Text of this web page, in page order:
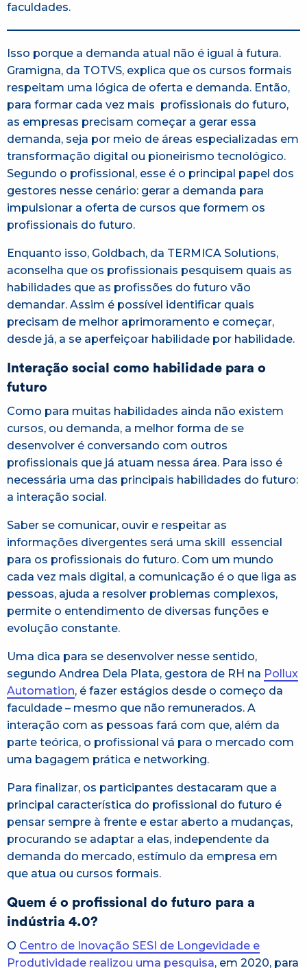
faculdades.
Isso porque a demanda atual não é igual à futura.
Gramigna, da TOTVS, explica que os cursos formais
respeitam uma lógica de oferta e demanda. Então,
para formar cada vez mais profissionais do futuro,
as empresas precisam começar a gerar essa
demanda, seja por meio de áreas especializadas em
transformação digital ou pioneirismo tecnológico.
Segundo o profissional, esse é o principal papel dos
gestores nesse cenário: gerar a demanda para
impulsionar a oferta de cursos que formem os
profissionais do futuro.
Enquanto isso, Goldbach, da TERMICA Solutions,
aconselha que os profissionais pesquisem quais as
habilidades que as profissões do futuro vão
demandar. Assim é possível identificar quais
precisam de melhor aprimoramento e começar,
desde já, a se aperfeiçoar habilidade por habilidade.
Interação social como habilidade para o
futuro
Como para muitas habilidades ainda não existem
cursos, ou demanda, a melhor forma de se
desenvolver é conversando com outros
profissionais que já atuam nessa área. Para isso é
necessária uma das principais habilidades do futuro:
a interação social.
Saber se comunicar, ouvir e respeitar as
informações divergentes será uma skill essencial
para os profissionais do futuro. Com um mundo
cada vez mais digital, a comunicação é o que liga as
pessoas, ajuda a resolver problemas complexos,
permite o entendimento de diversas funções e
evolução constante.
Uma dica para se desenvolver nesse sentido,
segundo Andrea Dela Plata, gestora de RH na Pollux
Automation, é fazer estágios desde o começo da
faculdade – mesmo que não remunerados. A
interação com as pessoas fará com que, além da
parte teórica, o profissional vá para o mercado com
uma bagagem prática e networking.
Para finalizar, os participantes destacaram que a
principal característica do profissional do futuro é
pensar sempre à frente e estar aberto a mudanças,
procurando se adaptar a elas, independente da
demanda do mercado, estímulo da empresa em
que atua ou cursos formais.
Quem é o profissional do futuro para a
indústria 4.0?
O Centro de Inovação SESI de Longevidade e
Produtividade realizou uma pesquisa, em 2020, para